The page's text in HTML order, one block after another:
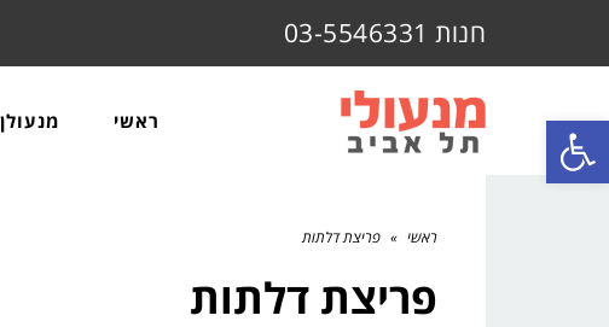
פתח סרגל נגישות
חנות 03-5546331
ראשי
ראשי » פריצת דלתות
פריצת דלתות